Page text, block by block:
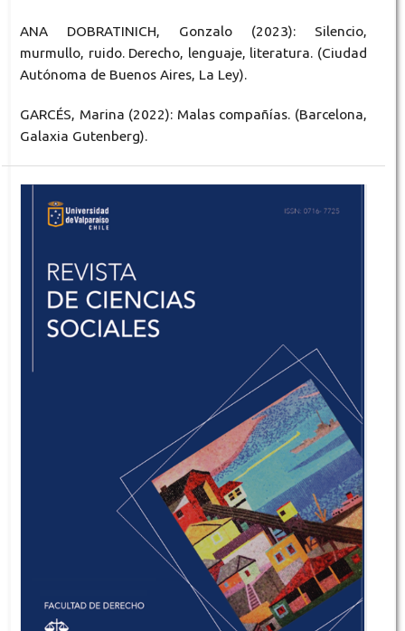
ANA DOBRATINICH, Gonzalo (2023): Silencio,
murmullo, ruido. Derecho, lenguaje, literatura. (Ciudad
Autónoma de Buenos Aires, La Ley).
GARCÉS, Marina (2022): Malas compañías. (Barcelona,
Galaxia Gutenberg).